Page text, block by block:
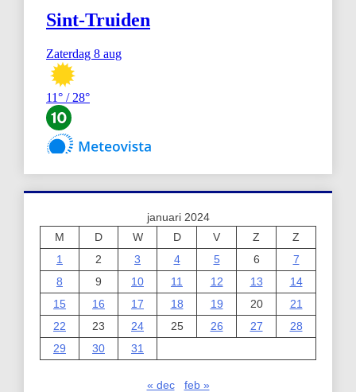
januari 2024
M
D W D V Z
Z
1
2 3 4 5 6
7
8
9 10 11 12 13
14
15
16 17 18 19 20
21
22
23 24 25 26 27
28
29
30 31
« dec feb »